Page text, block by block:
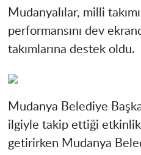
Mudanyalılar, milli
performansını dev
takımlarına destek oldu.
Mudanya Belediye
ilgiyle takip ettiği
getirirken Mudanya